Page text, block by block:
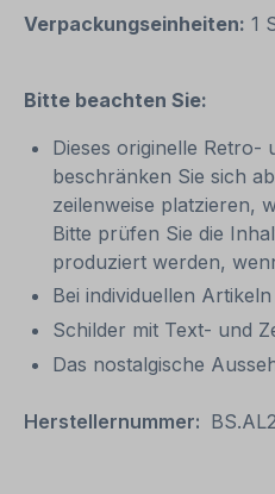
Verpackungseinheiten: 1
Bitte beachten Sie:
Dieses originelle Retro-
beschränken Sie sich
zeilenweise platzieren,
Bitte prüfen Sie die
produziert werden,
Bei individuellen
Schilder mit Text- und
Das nostalgische
Herstellernummer: